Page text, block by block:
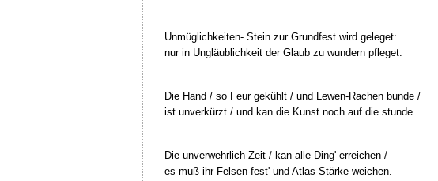
Unmüglichkeiten- Stein zur Grundfest wird geleget:
nur in Ungläublichkeit der Glaub zu wundern pfleget.
Die Hand / so Feur gekühlt / und Lewen-Rachen bunde /
ist unverkürzt / und kan die Kunst noch auf die stunde.
Die unverwehrlich Zeit / kan alle Ding' erreichen /
es muß ihr Felsen-fest' und Atlas-Stärke weichen.